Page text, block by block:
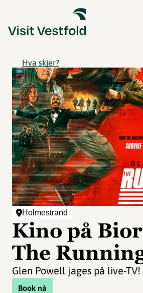
Hva skjer?
Holmestrand
Kino på
The
Glen Powell jages på live-TV!
Book nå